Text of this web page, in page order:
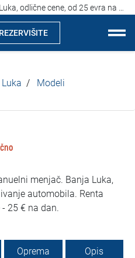
REZERVIŠITE
Modeli
menjač. Banja Luka,
automobila. Renta
25 € na dan.
Oprema Opis